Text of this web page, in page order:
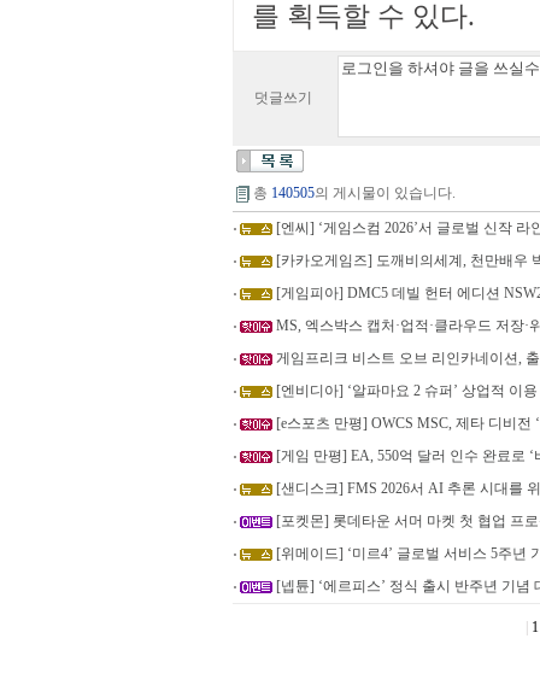
를 획득할 수 있다.
덧글쓰기
총 140505의 게시물이 있습니다.
[엔씨] ‘게임스컴 2026’서 글로벌 신작 라
[카카오게임즈] 도깨비의세계, 천만배우
[게임피아] DMC5 데빌 헌터 에디션
MS, 엑스박스 캡처·업적·클라우드 저장·
게임프리크 비스트 오브 리인카네이션,
[엔비디아] ‘알파마요 2 슈퍼’ 상업적 이
[e스포츠 만평] OWCS MSC, 제타 디비전
[게임 만평] EA, 550억 달러 인수 완료로 ‘
[샌디스크] FMS 2026서 AI 추론 시대를
[포켓몬] 롯데타운 서머 마켓 첫 협업 프
[위메이드] ‘미르4’ 글로벌 서비스 5주년
[넵튠] ‘에르피스’ 정식 출시 반주년 기념
1